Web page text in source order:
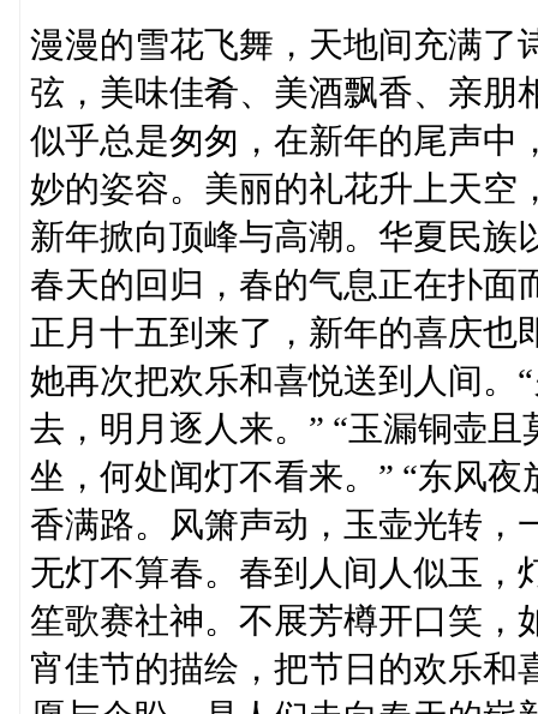
漫漫的雪花飞舞，天地间充满了
弦，美味佳肴、美酒飘香、亲朋
似乎总是匆匆，在新年的尾声中
妙的姿容。美丽的礼花升上天空
新年掀向顶峰与高潮。华夏民族
春天的回归，春的气息正在扑面
正月十五到来了，新年的喜庆也
她再次把欢乐和喜悦送到人间。
去，明月逐人来。” “玉漏铜壶
坐，何处闻灯不看来。” “东风
香满路。风箫声动，玉壶光转，
无灯不算春。春到人间人似玉，
笙歌赛社神。不展芳樽开口笑，
宵佳节的描绘，把节日的欢乐和